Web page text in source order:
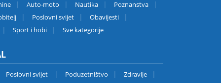
Auto-moto Nautika
Poznanstva
Poslovni svijet
Obavijesti
Sport i hobi
Sve kategorije
Poslovni svijet Poduzetništvo
Zdravlje